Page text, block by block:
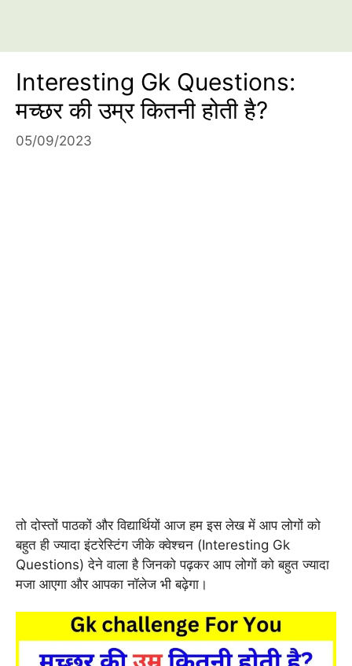
Interesting Gk Questions:
मच्छर की उम्र कितनी होती है?
05/09/2023
तो दोस्तों पाठकों और विद्यार्थियों आज हम इस लेख में आप लोगों को
बहुत ही ज्यादा इंटरेस्टिंग जीके क्वेश्चन (Interesting Gk
Questions) देने वाला है जिनको पढ़कर आप लोगों को बहुत ज्यादा
मजा आएगा और आपका नॉलेज भी बढ़ेगा।